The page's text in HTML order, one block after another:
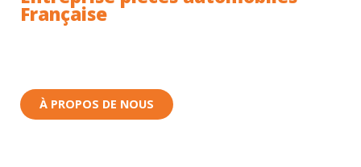
Française
À PROPOS DE NOUS